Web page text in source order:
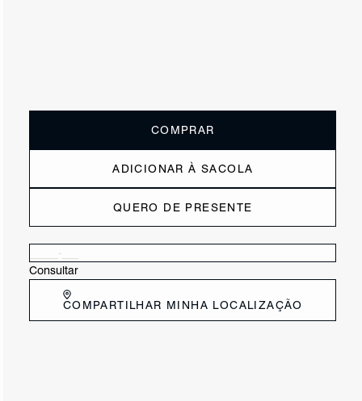
COMPRAR
ADICIONAR À SACOLA
QUERO DE PRESENTE
Consultar
COMPARTILHAR MINHA LOCALIZAÇÃO